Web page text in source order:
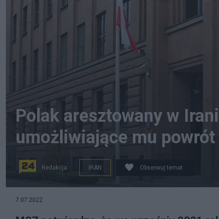
polskiego obywatela. Resort działa nad
Polak aresztowany w
umożliwiające mu powrót
Redakcja IRAN Obserwuj temat
7.07.2022